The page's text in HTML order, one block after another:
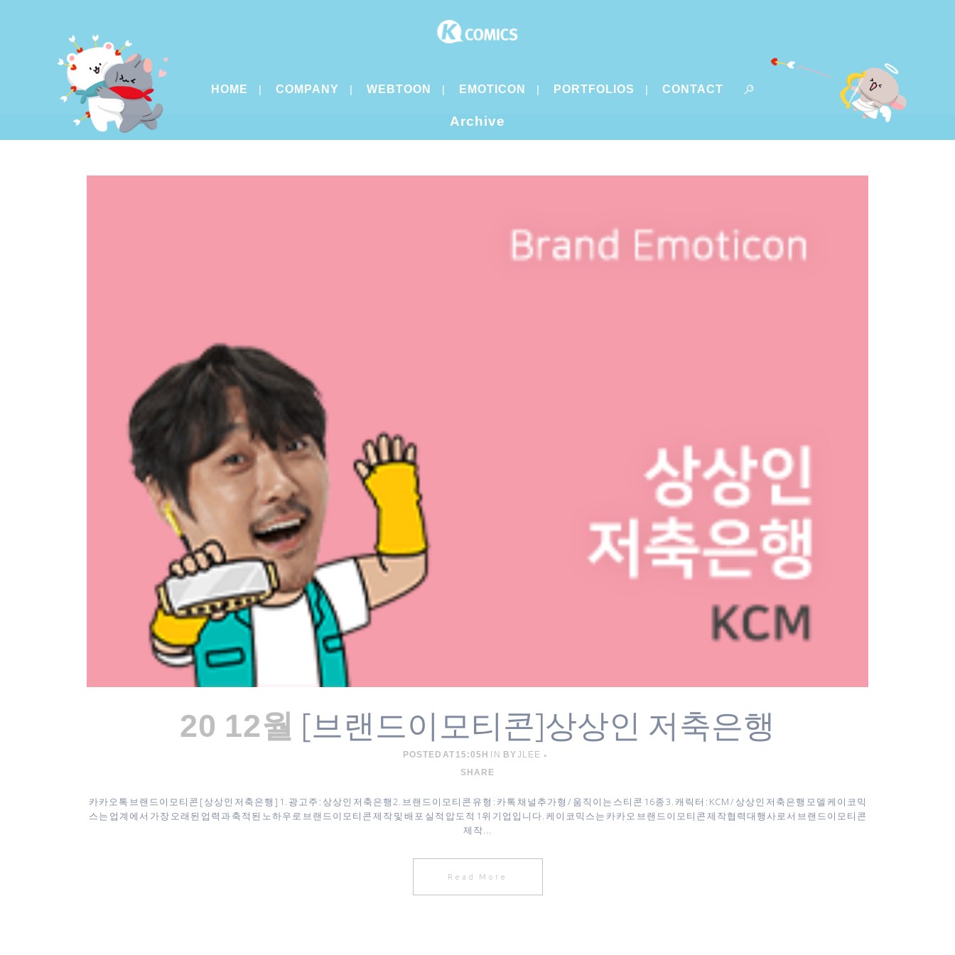
HOME COMPANY WEBTOON EMOTICON PORTFOLIOS CONTACT
Archive
20 12월 [브랜드이모티콘]상상인 저축은행
POSTED AT 15:05H IN BYJLEE
SHARE
카카오톡 브랜드이모티콘 [ 상상인 저축은행 ] 1. 광고주 : 상상인 저축은행 ​2. 브랜드이모티콘 유형 : 카톡 채널추가형 / 움직이는 스티콘 16종 3. 캐릭터 : KCM / 상상인 저축은행 모델 케이코믹
스는 업계에서 가장 오래된 업력과 축적된 노하우로 브랜드이모티콘 제작 및 배포 실적 압도적 1위 기업입니다. 케이코믹스는 카카오 브랜드이모티콘 제작협력대행사로서 브랜드이모티콘
제작...
Read More